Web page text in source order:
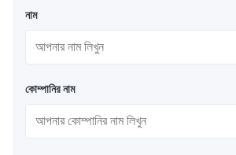
নাম
কোম্পানির নাম